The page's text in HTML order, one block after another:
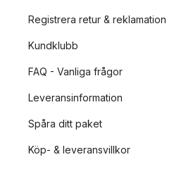
Registrera retur & reklamation
Kundklubb
FAQ - Vanliga frågor
Leveransinformation
Spåra ditt paket
Köp- & leveransvillkor